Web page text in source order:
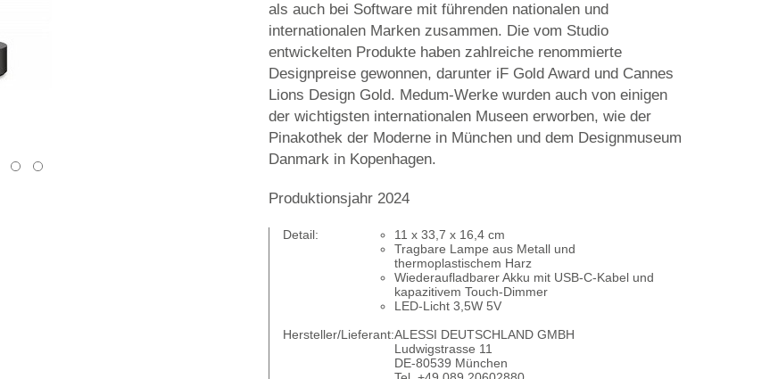
als auch bei Software mit führenden nationalen und
internationalen Marken zusammen. Die vom Studio
entwickelten Produkte haben zahlreiche renommierte
Designpreise gewonnen, darunter iF Gold Award und Cannes
Lions Design Gold. Medum-Werke wurden auch von einigen
der wichtigsten internationalen Museen erworben, wie der
Pinakothek der Moderne in München und dem Designmuseum
Danmark in Kopenhagen.
Produktionsjahr 2024
Detail:
11 x 33,7 x 16,4 cm
Tragbare Lampe aus Metall und
thermoplastischem Harz
Wiederaufladbarer Akku mit USB-C-Kabel und
kapazitivem Touch-Dimmer
LED-Licht 3,5W 5V
Hersteller/Lieferant:ALESSI DEUTSCHLAND GMBH
Ludwigstrasse 11
DE-80539 München